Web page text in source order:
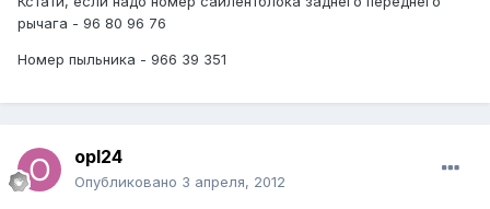
рычага - 96 80 96 76
Номер пыльника - 966 39 351
opl24
Опубликовано 3 апреля, 2012